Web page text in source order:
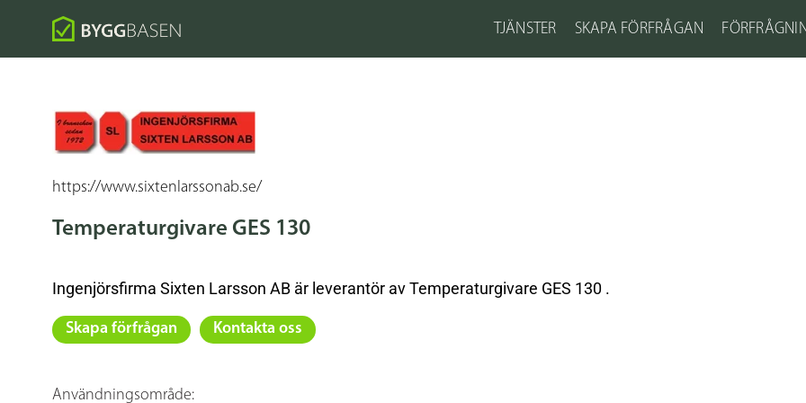
TJÄNSTER SKAPA FÖRFRÅGAN
https://www.sixtenlarssonab.se/
Temperaturgivare GES 130
Ingenjörsfirma Sixten Larsson AB är leverantör av Temperaturgivare GES 130 .
Skapa förfrågan Kontakta oss
Användningsområde: